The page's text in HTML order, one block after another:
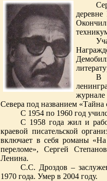
В
Севера под названием «Тайна
С 1954 по 1960 год
С 1958 года жил и
краевой писательской
включает в себя романы
переломе», Сергей
Ленина.
С.С. Дроздов –
1970 года. Умер в 2004 году.